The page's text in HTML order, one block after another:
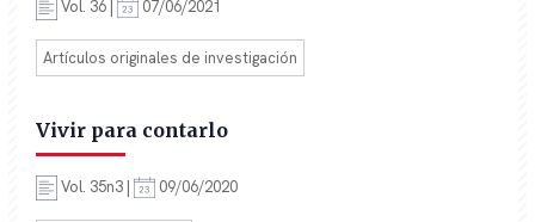
Vol. 36 | 07/06/2021
Artículos originales de investigación
Vivir para contarlo
Vol. 35n3 | 09/06/2020